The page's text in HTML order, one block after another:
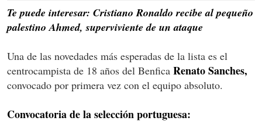
Te puede interesar: Cristiano Ronaldo recibe al pequeño
palestino Ahmed, superviviente de un ataque
Una de las novedades más esperadas de la lista es el
centrocampista de 18 años del Benfica Renato Sanches,
convocado por primera vez con el equipo absoluto.
Convocatoria de la selección portuguesa: